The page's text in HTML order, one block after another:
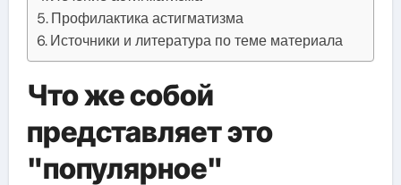
Профилактика астигматизма
Источники и литература по теме материала
Что же собой
представляет это
"популярное"